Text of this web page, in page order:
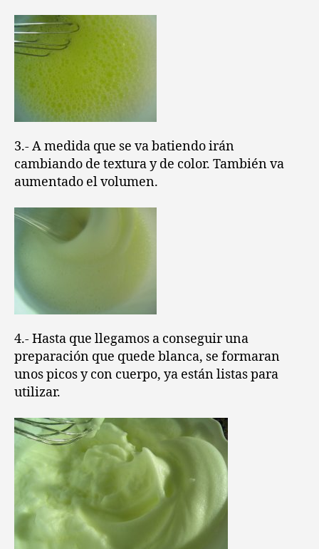
3.- A medida que se va batiendo irán
cambiando de textura y de color. También va
aumentado el volumen.
4.- Hasta que llegamos a conseguir una
preparación que quede blanca, se formaran
unos picos y con cuerpo, ya están listas para
utilizar.